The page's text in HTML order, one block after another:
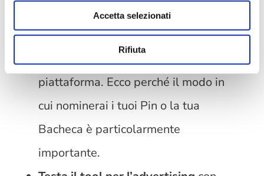
Accetta selezionati
Rifiuta
Presta molta attenzione alla SEO
Gli utenti utilizzano molto la barra di
ricerca per navigare all’interno della
piattaforma. Ecco perché il modo in
cui nominerai i tuoi Pin o la tua
Bacheca è particolarmente
importante.